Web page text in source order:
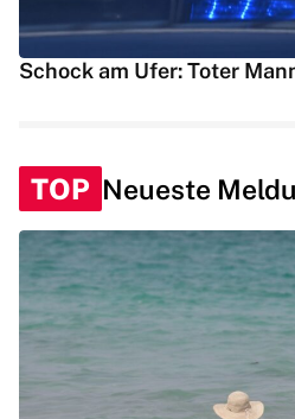
Schock am Ufer: Toter
TOP Neueste